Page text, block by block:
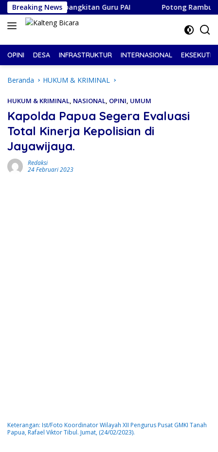
Langsung
ke
konten
Breaking News
Kebangkitan Guru PAI Potong Rambut Bayar
OPINI DESA INFRASTRUKTUR INTERNASIONAL EKSEKUTIF
Beranda HUKUM & KRIMINAL
HUKUM & KRIMINAL, NASIONAL, OPINI, UMUM
Kapolda Papua Segera Evaluasi
Total Kinerja Kepolisian di
Jayawijaya.
Redaksi
24 Februari 2023
Keterangan: Ist/Foto Koordinator Wilayah XII Pengurus Pusat GMKI Tanah
Papua, Rafael Viktor Tibul. Jumat, (24/02/2023).